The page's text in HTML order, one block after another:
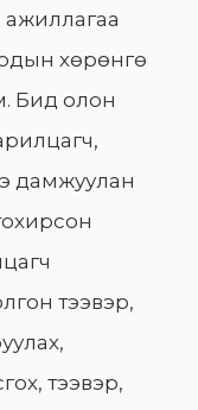
ажиллагаа
хөрөнгө
Бид олон
дамжуулан
тээвэр,
тээвэр,